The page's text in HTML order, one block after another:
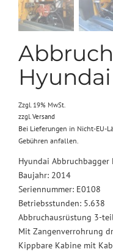
Zzgl. 19% MwSt.
zzgl.Versand
Bei Lieferungen in Nicht-EU-
Gebühren anfallen.
Hyundai Abbruchbagger
Baujahr: 2014
Seriennummer: E0108
Betriebsstunden: 5.638
Abbruchausrüstung 3-
Mit Zangenverrohrung
Kippbare Kabine mit